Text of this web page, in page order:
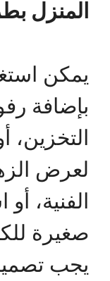
المنزل
يمكن
بإضافة
التخزين،
لعرض
الفنية،
صغيرة
يجب